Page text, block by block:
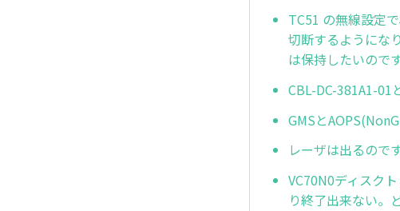
TC51 の無線設定
切断するようにな
は保持したいので
CBL-DC-381A1-01
GMSと
レーザは出るので
VC70N0ディスク
り終了出来ない。